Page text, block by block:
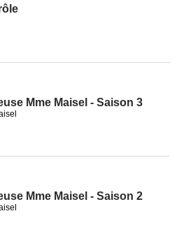
Mme Maisel - Saison 3
Mme Maisel - Saison 2